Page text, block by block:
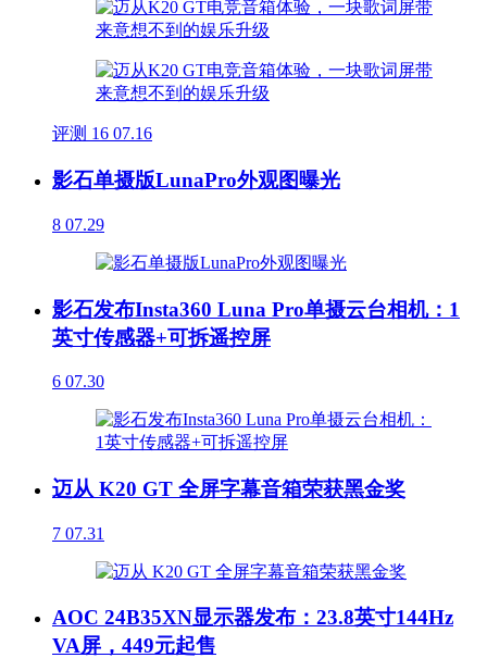
评测 16 07.16
影石单摄版LunaPro外观图曝光
8 07.29
影石发布Insta360 Luna Pro单摄云台相机：1
英寸传感器+可拆遥控屏
6 07.30
迈从 K20 GT 全屏字幕音箱荣获黑金奖
7 07.31
AOC 24B35XN显示器发布：23.8英寸144Hz
VA屏，449元起售